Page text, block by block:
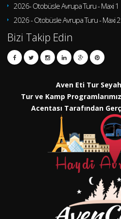
2026- Otobüsle Avrupa Turu - Maxi 1
2026 - Otobüsle Avrupa Turu - Maxi 2
Bizi Takip Edin
Aven Eti Tur
Tur ve Kamp
Acentası Tarafından